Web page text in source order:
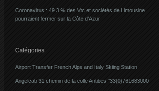
Coronavirus : 49.3 % des Vtc et sociétés de Limousine
pourraient fermer sur la Côte d’Azur
Catégories
Airport Transfer French Alps and Italy Skiing Station
Angelcab 31 chemin de la colle Antibes °33(0)761683000